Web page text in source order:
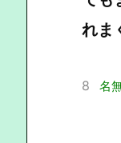
れま
8 名